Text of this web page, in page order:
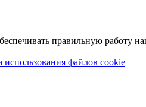
правильную работу
использования файлов cookie